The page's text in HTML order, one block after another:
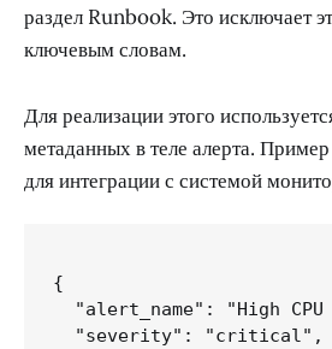
раздел Runbook. Это исключает
ключевым словам.
Для реализации этого
метаданных в теле алерта.
для интеграции с системой
{
"alert_name": "High CPU
  "severity": "critical",